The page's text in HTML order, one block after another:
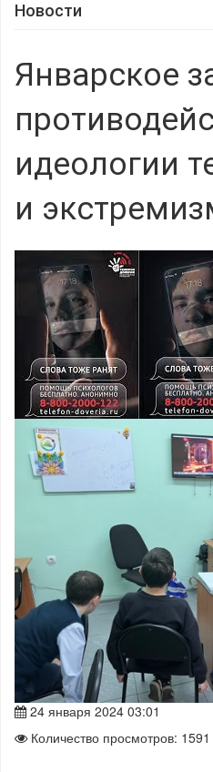
Новости
Январское
идеологии
и
24 января 2024 03:01
Количество просмотров: 1591